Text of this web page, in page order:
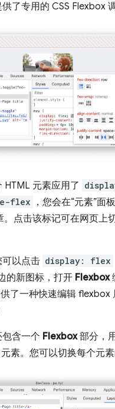
了专用的 CSS Flexbox
HTML 元素应用了
flex
，您会在“元素”面
。点击该标记可在网页上
以点击 display: flex
的新图标，打开 Flexbox
了一种快速编辑 flexbox
含一个 Flexbox部分，
素。您可以切换每个元素